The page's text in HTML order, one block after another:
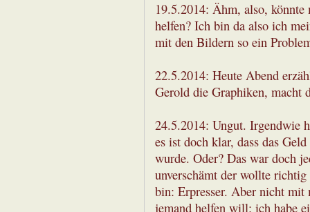
19.5.2014: Ähm, also,
helfen? Ich bin da also ich
mit den Bildern so ein
22.5.2014: Heute Abend
Gerold die Graphiken, macht
24.5.2014: Ungut. Irgendwie
es ist doch klar, dass das
wurde. Oder? Das war doch
unverschämt der wollte
bin: Erpresser. Aber nicht mit
jemand helfen will: ich habe